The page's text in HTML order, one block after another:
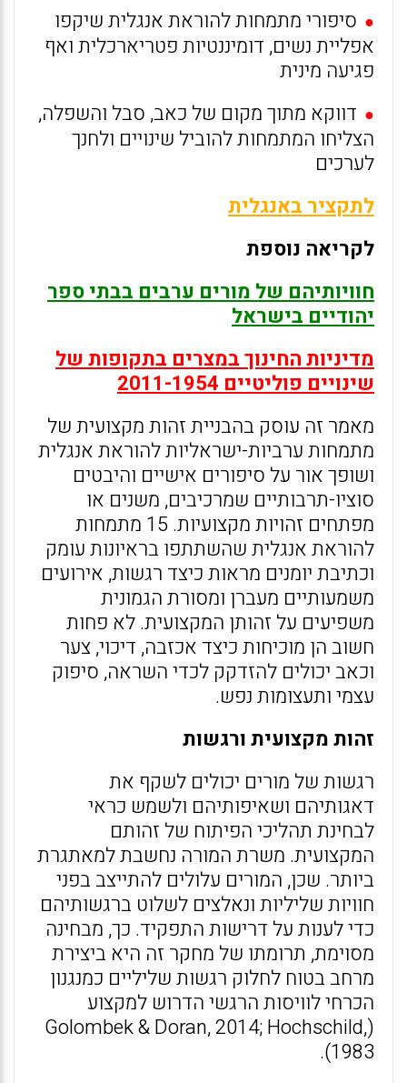
● סיפורי מתמחות להוראת אנגלית שיקפו
אפליית נשים, דומיננטיות פטריארכלית ואף
פגיעה מינית
● דווקא מתוך מקום של כאב, סבל והשפלה,
הצליחו המתמחות להוביל שינויים ולחנך
לערכים
לתקציר באנגלית
לקריאה נוספת
חוויותיהם של מורים ערבים בבתי ספר
יהודיים בישראל
מדיניות החינוך במצרים בתקופות של
שינויים פוליטיים 2011-1954
מאמר זה עוסק בהבניית זהות מקצועית של
מתמחות ערביות-ישראליות להוראת אנגלית
ושופך אור על סיפורים אישיים והיבטים
סוציו-תרבותיים שמרכיבים, משנים או
מפתחים זהויות מקצועיות. 15 מתמחות
להוראת אנגלית שהשתתפו בראיונות עומק
וכתיבת יומנים מראות כיצד רגשות, אירועים
משמעותיים מעברן ומסורת הגמונית
משפיעים על זהותן המקצועית. לא פחות
חשוב הן מוכיחות כיצד אכזבה, דיכוי, צער
וכאב יכולים להזדקק לכדי השראה, סיפוק
עצמי ותעצומות נפש.
זהות מקצועית ורגשות
רגשות של מורים יכולים לשקף את
דאגותיהם ושאיפותיהם ולשמש כראי
לבחינת תהליכי הפיתוח של זהותם
המקצועית. משרת המורה נחשבת למאתגרת
ביותר. שכן, המורים עלולים להתייצב בפני
חוויות שליליות ונאלצים לשלוט ברגשותיהם
כדי לענות על דרישות התפקיד. כך, מבחינה
מסוימת, תרומתו של מחקר זה היא ביצירת
מרחב בטוח לחלוק רגשות שליליים כמנגנון
הכרחי לוויסות הרגשי הדרוש למקצוע
(Golombek & Doran, 2014; Hochschild,
1983).